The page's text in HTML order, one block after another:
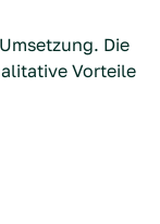
Die
Vorteile